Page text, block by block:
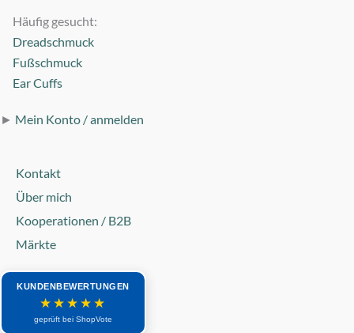
Häufig gesucht:
Dreadschmuck
Fußschmuck
Ear Cuffs
► Mein Konto / anmelden
Kontakt
Über mich
Kooperationen / B2B
Märkte
KUNDENBEWERTUNGEN
★★★★★
geprüft bei ShopVote